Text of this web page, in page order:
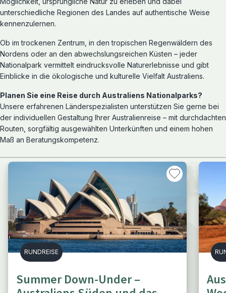
unterschiedliche Regionen des Landes auf authentische Weise
kennenzulernen.
Ob im trockenen Zentrum, in den tropischen Regenwäldern des
Nordens oder an den abwechslungsreichen Küsten – jeder
Nationalpark vermittelt eindrucksvolle Naturerlebnisse und gibt
Einblicke in die ökologische und kulturelle Vielfalt Australiens.
Planen Sie eine Reise durch Australiens Nationalparks?
Unsere erfahrenen Länderspezialisten unterstützen Sie gerne bei
der individuellen Gestaltung Ihrer Australienreise – mit durchdachten
Routen, sorgfältig ausgewählten Unterkünften und einem hohen
Maß an Beratungskompetenz.
RUNDREISE
Summer Down-Under –